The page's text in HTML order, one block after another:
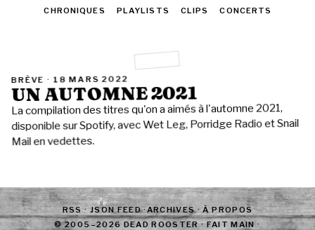
CHRONIQUES PLAYLISTS CLIPS CONCERTS
BRÈVE · 18 MARS 2022
UN AUTOMNE 2021
La compilation des titres qu'on a aimés à l'automne 2021,
disponible sur Spotify, avec Wet Leg, Porridge Radio et Snail
Mail en vedettes.
RSS·JSON FEED·ARCHIVES·À PROPOS
© 2005–2026 DEAD ROOSTER · FAIT MAIN ·